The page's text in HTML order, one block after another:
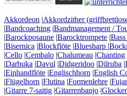
Akkordeon |Akkordzither
|Bandcoaching |Bandmanagement /
|Barockposaune |Barocktrompete |
|Bisernica |Blockflöte |Bluesharp |
|Cello |Cembalo |Chalumeau |Chanting
|Darbuka |Davul |Didgeridoo |Dilruba |
|Einhandflöte |Englischhorn |English
|Flügelhorn |Flutina |Formenlehre |
|Gitarre 7-saitig |Gitarrenbanjo |